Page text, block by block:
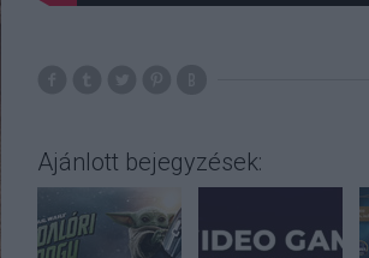
Ajánlott bejegyzések: